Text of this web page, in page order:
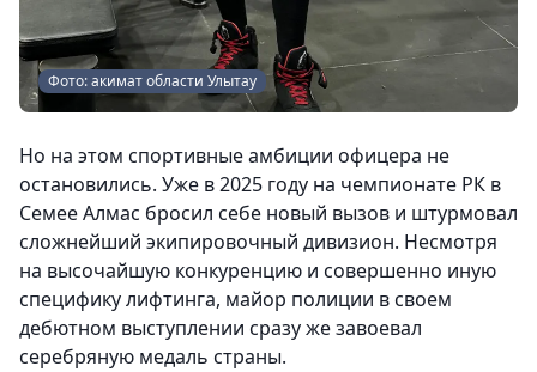
Фото: акимат области Улытау
Но на этом спортивные амбиции офицера не
остановились. Уже в 2025 году на чемпионате РК в
Семее Алмас бросил себе новый вызов и штурмовал
сложнейший экипировочный дивизион. Несмотря
на высочайшую конкуренцию и совершенно иную
специфику лифтинга, майор полиции в своем
дебютном выступлении сразу же завоевал
серебряную медаль страны.